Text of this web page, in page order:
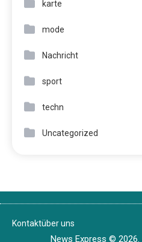
karte
mode
Nachricht
sport
techn
Uncategorized
Kontaktüber uns
News Express © 2026.